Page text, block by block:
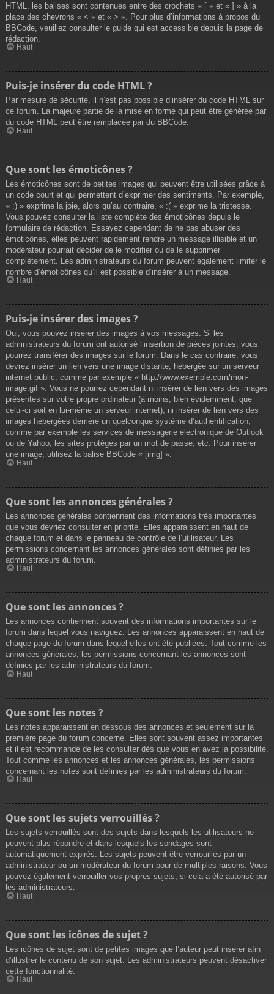
HTML, les balises sont contenues entre des crochets « [ » et « ] » à la
place des chevrons « < » et « > ». Pour plus d’informations à propos du
BBCode, veuillez consulter le guide qui est accessible depuis la page de
rédaction.
Haut
Puis-je insérer du code HTML ?
Par mesure de sécurité, il n’est pas possible d’insérer du code HTML sur
ce forum. La majeure partie de la mise en forme qui peut être générée par
du code HTML peut être remplacée par du BBCode.
Haut
Que sont les émoticônes ?
Les émoticônes sont de petites images qui peuvent être utilisées grâce à
un code court et qui permettent d’exprimer des sentiments. Par exemple,
« :) » exprime la joie, alors qu’au contraire, « :( » exprime la tristesse.
Vous pouvez consulter la liste complète des émoticônes depuis le
formulaire de rédaction. Essayez cependant de ne pas abuser des
émoticônes, elles peuvent rapidement rendre un message illisible et un
modérateur pourrait décider de le modifier ou de le supprimer
complètement. Les administrateurs du forum peuvent également limiter le
nombre d’émoticônes qu’il est possible d’insérer à un message.
Haut
Puis-je insérer des images ?
Oui, vous pouvez insérer des images à vos messages. Si les
administrateurs du forum ont autorisé l’insertion de pièces jointes, vous
pourrez transférer des images sur le forum. Dans le cas contraire, vous
devrez insérer un lien vers une image distante, hébergée sur un serveur
internet public, comme par exemple « http://www.exemple.com/mon-
image.gif ». Vous ne pourrez cependant ni insérer de lien vers des images
présentes sur votre propre ordinateur (à moins, bien évidemment, que
celui-ci soit en lui-même un serveur internet), ni insérer de lien vers des
images hébergées derrière un quelconque système d’authentification,
comme par exemple les services de messagerie électronique de Outlook
ou de Yahoo, les sites protégés par un mot de passe, etc. Pour insérer
une image, utilisez la balise BBCode « [img] ».
Haut
Que sont les annonces générales ?
Les annonces générales contiennent des informations très importantes
que vous devriez consulter en priorité. Elles apparaissent en haut de
chaque forum et dans le panneau de contrôle de l’utilisateur. Les
permissions concernant les annonces générales sont définies par les
administrateurs du forum.
Haut
Que sont les annonces ?
Les annonces contiennent souvent des informations importantes sur le
forum dans lequel vous naviguez. Les annonces apparaissent en haut de
chaque page du forum dans lequel elles ont été publiées. Tout comme les
annonces générales, les permissions concernant les annonces sont
définies par les administrateurs du forum.
Haut
Que sont les notes ?
Les notes apparaissent en dessous des annonces et seulement sur la
première page du forum concerné. Elles sont souvent assez importantes
et il est recommandé de les consulter dès que vous en avez la possibilité.
Tout comme les annonces et les annonces générales, les permissions
concernant les notes sont définies par les administrateurs du forum.
Haut
Que sont les sujets verrouillés ?
Les sujets verrouillés sont des sujets dans lesquels les utilisateurs ne
peuvent plus répondre et dans lesquels les sondages sont
automatiquement expirés. Les sujets peuvent être verrouillés par un
administrateur ou un modérateur du forum pour de multiples raisons. Vous
pouvez également verrouiller vos propres sujets, si cela a été autorisé par
les administrateurs.
Haut
Que sont les icônes de sujet ?
Les icônes de sujet sont de petites images que l’auteur peut insérer afin
d’illustrer le contenu de son sujet. Les administrateurs peuvent désactiver
cette fonctionnalité.
Haut